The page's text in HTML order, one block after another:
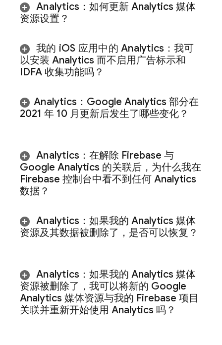
Analytics ：如何更新 Analytics 媒体
资源设置？
我的 iOS 应用中的 Analytics ：我可
以安装 Analytics 而不启用广告标示和
IDFA 收集功能吗？
Analytics ：Google Analytics 部分在
2021 年 10 月更新后发生了哪些变化？
Analytics ：在解除 Firebase 与
Google Analytics 的关联后，为什么我在
Firebase 控制台中看不到任何 Analytics
数据？
Analytics ：如果我的Analytics 媒体
资源及其数据被删除了，是否可以恢复？
Analytics ：如果我的 Analytics 媒体
资源被删除了，我可以将新的 Google
Analytics 媒体资源与我的 Firebase 项目
关联并重新开始使用 Analytics 吗？